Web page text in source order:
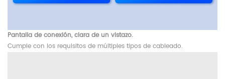
Pantalla de conexión, clara de un vistazo.
Cumple con los requisitos de múltiples tipos de cableado.